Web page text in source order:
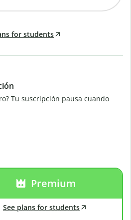
Premium
See plans for students
for students
Tu suscripción pausa cuando